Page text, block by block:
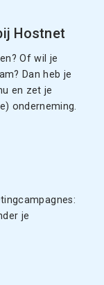
Hostnet
Of wil je
Dan heb je
en zet je
onderneming.
je